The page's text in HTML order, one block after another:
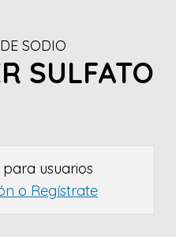
SODIO
SULFATO
usuarios
o Regístrate